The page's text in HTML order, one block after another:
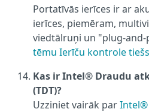
Portatīvās ierīces ir ar
ierīces, piemēram,
viedtālruņi un "plug-and-
tēmu Ierīču kontrole
Kas ir Intel® Draudu
(TDT)?
Uzziniet vairāk parIntel®